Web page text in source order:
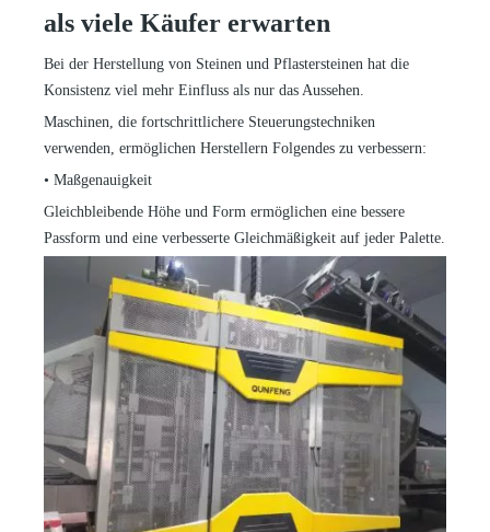
als viele Käufer erwarten
Bei der Herstellung von Steinen und Pflastersteinen hat die
Konsistenz viel mehr Einfluss als nur das Aussehen.
Maschinen, die fortschrittlichere Steuerungstechniken
verwenden, ermöglichen Herstellern Folgendes zu verbessern:
• Maßgenauigkeit
Gleichbleibende Höhe und Form ermöglichen eine bessere
Passform und eine verbesserte Gleichmäßigkeit auf jeder Palette.